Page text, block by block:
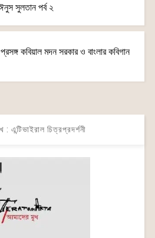
সুলতান পর্ব ২
কবিয়াল মদন সরকার ও বাংলার কবিগান
: এন্টিভাইরাল চিত্রপ্রদর্শনী